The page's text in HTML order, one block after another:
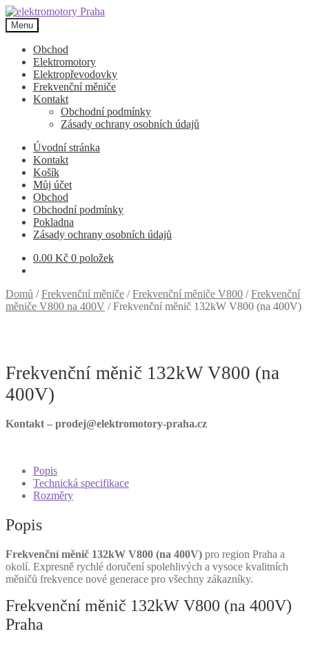
Přeskočit
na
navigaci
Přejít
k
obsahu
webu
Menu
Obchod
Elektromotory
Elektropřevodovky
Frekvenční měniče
Kontakt
Obchodní podmínky
Zásady ochrany osobních údajů
Úvodní stránka
Kontakt
Košík
Můj účet
Obchod
Obchodní podmínky
Pokladna
Zásady ochrany osobních údajů
0.00 Kč 0 položek
Domů /Frekvenční měniče /Frekvenční měniče V800 /Frekvenční
měniče V800 na 400V /Frekvenční měnič 132kW V800 (na 400V)
Frekvenční měnič 132kW V800 (na
400V)
Kontakt – prodej@elektromotory-praha.cz
Popis
Technická specifikace
Rozměry
Popis
Frekvenční měnič 132kW V800 (na 400V) pro region Praha a
okolí. Expresně rychlé doručení spolehlivých a vysoce kvalitních
měničů frekvence nové generace pro všechny zákazníky.
Frekvenční měnič 132kW V800 (na 400V)
Praha